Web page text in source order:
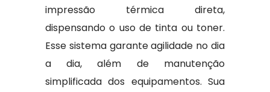
impressão térmica direta,
dispensando o uso de tinta ou toner.
Esse sistema garante agilidade no dia
a dia, além de manutenção
simplificada dos equipamentos. Sua